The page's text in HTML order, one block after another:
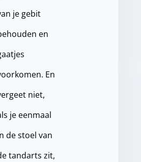
je gebit
en
En
niet,
je eenmaal
de stoel van
tandarts zit,